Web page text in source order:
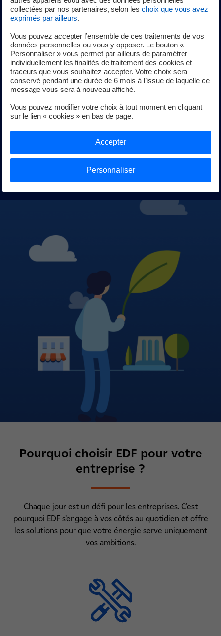
vous aussidevenir un acteur de la transition énergétique
Envie d’une électricité plus verte ? Avec nos offres
vertes, nous injectons pour vous sur le réseau une
quantité d’électricité d’origine 100% renouvelable
correspondant à votre consommation.
Envie de consommer moins d’énergie ? Avec nos
rapidement les gisements d’économies d’énergie et
réduisez significativement vos dépenses
Pourquoi choisir EDF pour votre
entreprise ?
Chaque jour est un défi pour les entreprises. C’est
pourquoi EDF s’engage à vos côtés au quotidien et offre
les solutions pour que votre énergie serve uniquement
vos ambitions.
collectées par nos partenaires, selon les choix que vous avez
exprimés par ailleurs.
Vous pouvez accepter l’ensemble de ces traitements de vos
données personnelles ou vous y opposer. Le bouton «
Personnaliser » vous permet par ailleurs de paramétrer
individuellement les finalités de traitement des cookies et
traceurs que vous souhaitez accepter. Votre choix sera
conservé pendant une durée de 6 mois à l’issue de laquelle ce
message vous sera à nouveau affiché.
Vous pouvez modifier votre choix à tout moment en cliquant
sur le lien « cookies » en bas de page.
Personnaliser
Accepter